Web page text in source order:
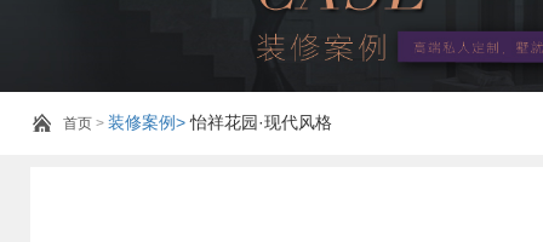
首页 > 装修案例>怡祥花园·现代风格